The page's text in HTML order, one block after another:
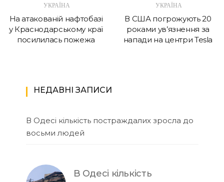
УКРАЇНА
На атакованій нафтобазі
у Краснодарському краї
посилилась пожежа
УКРАЇНА
В США погрожують 20
роками ув’язнення за
напади на центри Tesla
НЕДАВНІ ЗАПИСИ
В Одесі кількість постраждалих зросла до
восьми людей
В Одесі кількість